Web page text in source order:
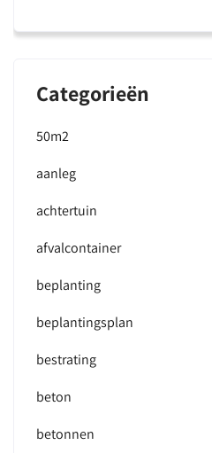
Categorieën
50m2
aanleg
achtertuin
afvalcontainer
beplanting
beplantingsplan
bestrating
beton
betonnen